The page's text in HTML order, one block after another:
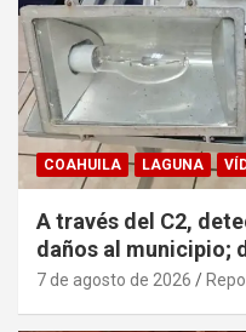
COAHUILA LAGUNA
A través del C2,
daños al municipio;
7 de agosto de 2026